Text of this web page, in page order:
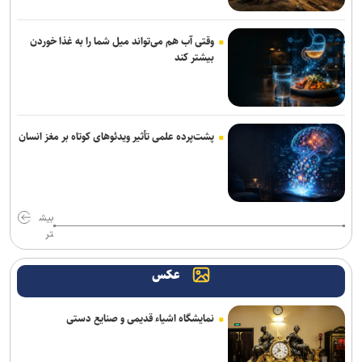
آراسته به نساجی پیوست
اعلام شماره پیراهن بازیکنان پرسپولیس برای لیگ بیست‌وششم
مسابقات دوومیدانی بلاروس| کسب ۶ مدال توسط ملی‌پوشان ایران
عیسی‌لو به چادرملو اردکان پیوست
تکواندو هانمادانگ ۲۰۲۶| پایان کار نمایندگان ایران با کسب ۲۶ مدال
رسمی؛ عالیشاه به گل‌گهر پیوست
ربیعی سرمربی شاهین بندرعامری شد
اعلام اسامی نامزدهای تایید صلاحیت شده ریاست فدراسیون بدنسازی و
پرورش اندام/ حضور عضو هیات مدیره پرسپولیس
کلباسی به چادرملو پیوست
عالیشاه در یک قدمی گل‌گهر
وقتی آب هم می‌تواند میل شما را به غذا خوردن
بیشتر کند
پشت‌پرده علمی تأثیر ویدئو‌های کوتاه بر مغز انسان
بیش
تر
عکس
نمایشگاه اشیاء قدیمی و صنایع دستی